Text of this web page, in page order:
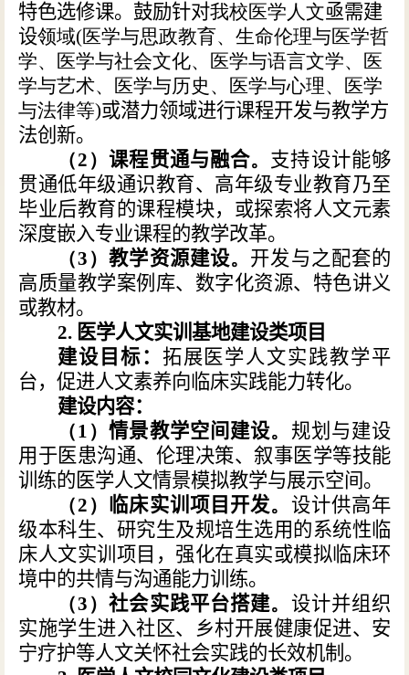
特色选修课。鼓励针对我校医学人文亟需建
设领域(医学与思政教育、生命伦理与医学哲
学、医学与社会文化、医学与语言文学、医
学与艺术、医学与历史、医学与心理、医学
与法律等)或潜力领域进行课程开发与教学方
法创新。
（2 ） 课程贯通与融合。 支持设计能够
贯通低年级通识教育、高年级专业教育乃至
毕业后教育的课程模块，或探索将人文元素
深度嵌入专业课程的教学改革。
（3 ）教学资源建设。 开发与之配套的
高质量教学案例库、数字化资源、特色讲义
或教材。
2. 医学人文实训基地建设类项目
建设目标： 拓展医学人文实践教学平
台，促进人文素养向临床实践能力转化。
建设内容：
（1 ）情景教学空间建设。 规划与建设
用于医患沟通、伦理决策、叙事医学等技能
训练的医学人文情景模拟教学与展示空间。
（2 ） 临床实训项目开发。 设计供高年
级本科生、研究生及规培生选用的系统性临
床人文实训项目，强化在真实或模拟临床环
境中的共情与沟通能力训练。
（3 ）社会实践平台搭建。 设计并组织
实施学生进入社区、乡村开展健康促进、安
宁疗护等人文关怀社会实践的长效机制。